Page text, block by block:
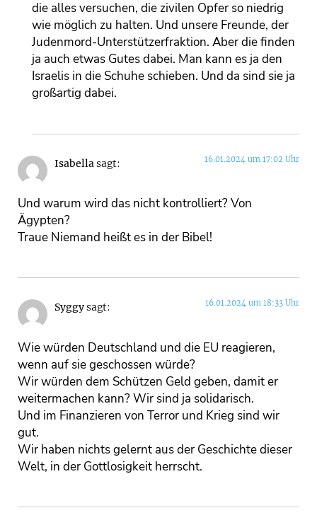
die alles versuchen, die zivilen Opfer so niedrig
wie möglich zu halten. Und unsere Freunde, der
Judenmord-Unterstützerfraktion. Aber die finden
ja auch etwas Gutes dabei. Man kann es ja den
Israelis in die Schuhe schieben. Und da sind sie ja
großartig dabei.
Isabellasagt: 16.01.2024 um 17:02 Uhr
Und warum wird das nicht kontrolliert? Von
Ägypten?
Traue Niemand heißt es in der Bibel!
Syggysagt: 16.01.2024 um 18:33 Uhr
Wie würden Deutschland und die EU reagieren,
wenn auf sie geschossen würde?
Wir würden dem Schützen Geld geben, damit er
weitermachen kann? Wir sind ja solidarisch.
Und im Finanzieren von Terror und Krieg sind wir
gut.
Wir haben nichts gelernt aus der Geschichte dieser
Welt, in der Gottlosigkeit herrscht.